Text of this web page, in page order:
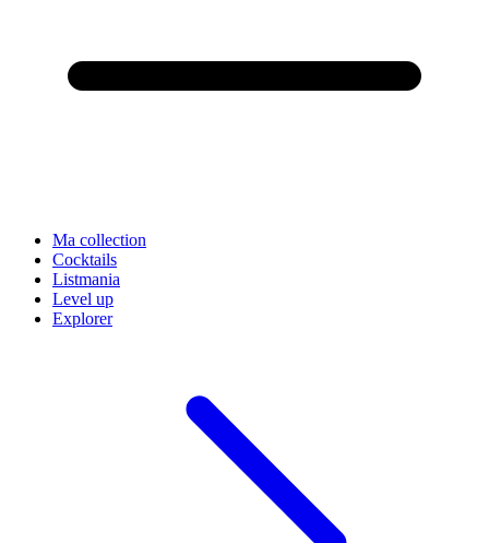
Ma collection
Cocktails
Listmania
Level up
Explorer